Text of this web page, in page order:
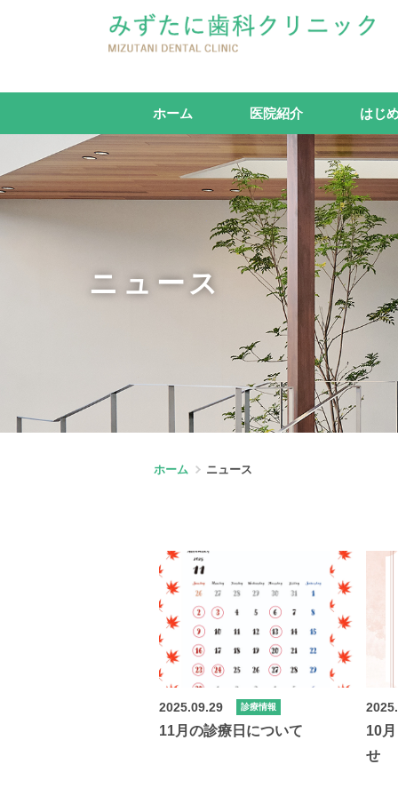
ホーム 医院紹介 はじ
ニュース
ホーム ニュース
2025.09.29 診療情報
11月の診療日について
10
せ